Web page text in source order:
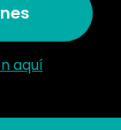
aquí